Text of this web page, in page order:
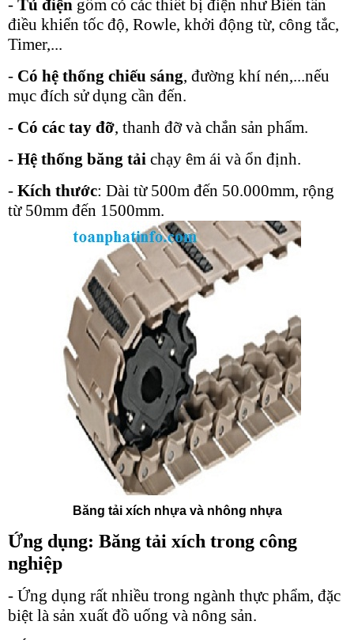
- Tủ điện gồm có các thiết bị điện như Biến tần
điều khiển tốc độ, Rowle, khởi động từ, công tắc,
Timer,...
- Có hệ thống chiếu sáng, đường khí nén,...nếu
mục đích sử dụng cần đến.
- Có các tay đỡ, thanh đỡ và chắn sản phẩm.
- Hệ thống băng tải chạy êm ái và ổn định.
- Kích thước: Dài từ 500m đến 50.000mm, rộng
từ 50mm đến 1500mm.
Băng tải xích nhựa và nhông nhựa
Ứng dụng: Băng tải xích trong công
nghiệp
- Ứng dụng rất nhiều trong ngành thực phẩm, đặc
biệt là sản xuất đồ uống và nông sản.